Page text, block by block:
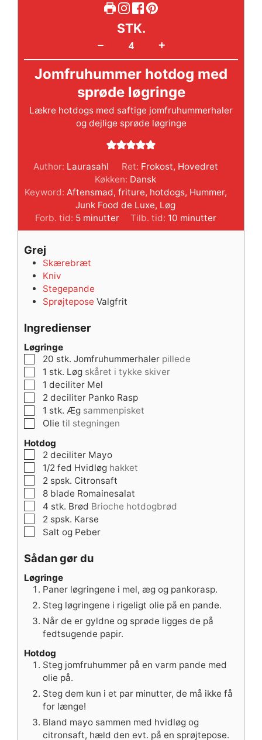
– +
STK.
Jomfruhummer hotdog med
sprøde løgringe
Lækre hotdogs med saftige jomfruhummerhaler
og dejlige sprøde løgringe
Author: Laurasahl Ret: Frokost, Hovedret
Køkken: Dansk
Keyword: Aftensmad, friture, hotdogs, Hummer,
Junk Food de Luxe, Løg
Forb. tid: 5minutter
minutter Tilb. tid: 10minutter
minutter
Grej
Skærebræt
Kniv
Stegepande
Sprøjtepose Valgfrit
Ingredienser
Løgringe
▢
20 stk. Jomfruhummerhaler pillede
▢1 stk. Løg skåret i tykke skiver
▢1 deciliter Mel
▢
2 deciliter Panko Rasp
▢1 stk. Æg sammenpisket
▢
Olie til stegningen
Hotdog
▢
2 deciliter Mayo
▢1/2 fed Hvidløg hakket
▢
2 spsk. Citronsaft
▢
8 blade Romainesalat
▢
4 stk. Brød Brioche hotdogbrød
▢
2 spsk. Karse
▢
Salt og Peber
Sådan gør du
Løgringe
Paner løgringene i mel, æg og pankorasp.
Steg løgringene i rigeligt olie på en pande.
Når de er gyldne og sprøde ligges de på
fedtsugende papir.
Hotdog
Steg jomfruhummer på en varm pande med
olie på.
Steg dem kun i et par minutter, de må ikke få
for længe!
Bland mayo sammen med hvidløg og
citronsaft, hæld den evt. på en sprøjtepose.